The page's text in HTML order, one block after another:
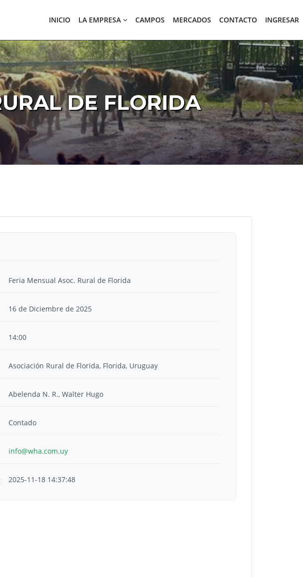
INICIO LA EMPRESA CAMPOS MERCADOS CONTACTO INGRESAR
DE FLORIDA
Feria Mensual Asoc. Rural de Florida
16 de Diciembre de 2025
14:00
Asociación Rural de Florida, Florida, Uruguay
Abelenda N. R., Walter Hugo
Contado
info@wha.com.uy
2025-11-18 14:37:48